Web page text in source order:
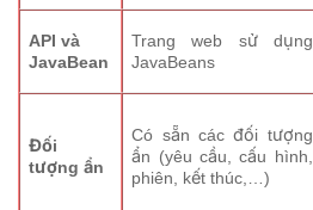
API và
JavaBean
Trang web sử dụng
JavaBeans
Đối
tượng ẩn
Có sẵn các đối tượng
ẩn (yêu cầu, cấu hình,
phiên, kết thúc,…)